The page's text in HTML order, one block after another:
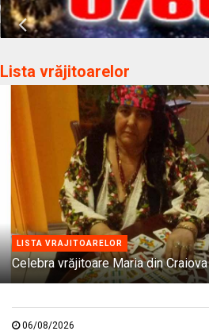
Lista vrăjitoarelor
LISTA VRAJITOARELOR
Celebra vrăjitoare Maria din Craiova
06/08/2026